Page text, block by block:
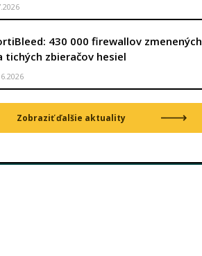
strana
430 000 firewallov zmenených
tichých zbieračov hesiel
Zobraziť ďalšie aktuality